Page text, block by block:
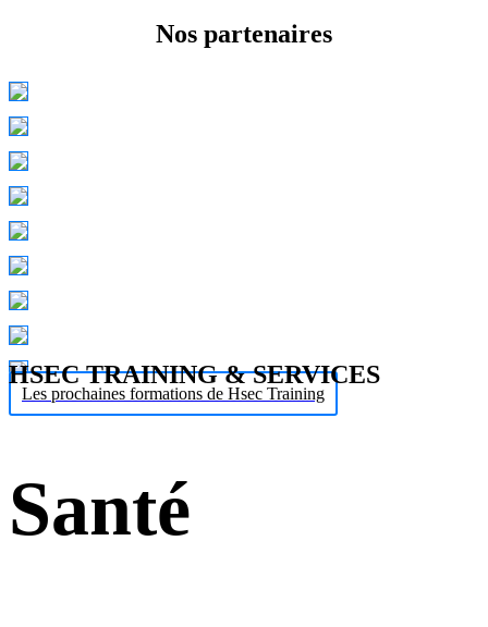
Nos partenaires
Les prochaines formations de Hsec Training
HSEC TRAINING & SERVICES
Santé